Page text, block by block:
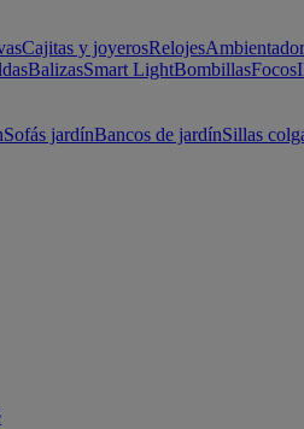
Cajitas y joyerosRelojes
BalizasSmart LightBombillasFocos
Sofás jardínBancos de jardínSillas